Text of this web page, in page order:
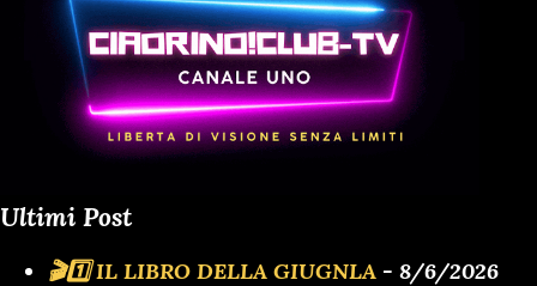
Ultimi Post
🎬1️⃣ IL LIBRO DELLA GIUGNLA - 8/6/2026